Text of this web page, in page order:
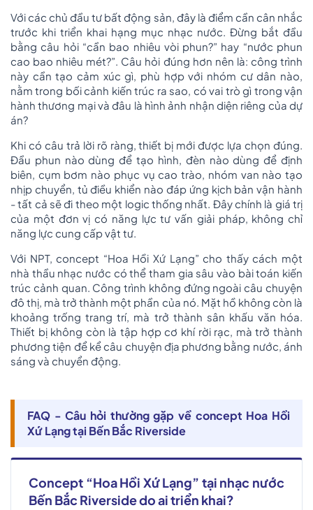
Với các chủ đầu tư bất động sản, đây là điểm cần cân nhắc
trước khi triển khai hạng mục nhạc nước. Đừng bắt đầu
bằng câu hỏi “cần bao nhiêu vòi phun?” hay “nước phun
cao bao nhiêu mét?”. Câu hỏi đúng hơn nên là: công trình
này cần tạo cảm xúc gì, phù hợp với nhóm cư dân nào,
nằm trong bối cảnh kiến trúc ra sao, có vai trò gì trong vận
hành thương mại và đâu là hình ảnh nhận diện riêng của dự
án?
Khi có câu trả lời rõ ràng, thiết bị mới được lựa chọn đúng.
Đầu phun nào dùng để tạo hình, đèn nào dùng để định
biên, cụm bơm nào phục vụ cao trào, nhóm van nào tạo
nhịp chuyển, tủ điều khiển nào đáp ứng kịch bản vận hành
- tất cả sẽ đi theo một logic thống nhất. Đây chính là giá trị
của một đơn vị có năng lực tư vấn giải pháp, không chỉ
năng lực cung cấp vật tư.
Với NPT, concept “Hoa Hồi Xứ Lạng” cho thấy cách một
nhà thầu nhạc nước có thể tham gia sâu vào bài toán kiến
trúc cảnh quan. Công trình không đứng ngoài câu chuyện
đô thị, mà trở thành một phần của nó. Mặt hồ không còn là
khoảng trống trang trí, mà trở thành sân khấu văn hóa.
Thiết bị không còn là tập hợp cơ khí rời rạc, mà trở thành
phương tiện để kể câu chuyện địa phương bằng nước, ánh
sáng và chuyển động.
FAQ - Câu hỏi thường gặp về concept Hoa Hồi
Xứ Lạng tại Bến Bắc Riverside
Concept “Hoa Hồi Xứ Lạng” tại nhạc nước
Bến Bắc Riverside do ai triển khai?